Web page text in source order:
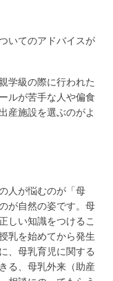
いてのアドバイスが
学級の際に行われた
ルが苦手な人や偏食
産施設を選ぶのがよ
人が悩むのが「母
が自然の姿です。母
しい知識をつけるこ
乳を始めてから発生
、母乳育児に関する
る、母乳外来（助産